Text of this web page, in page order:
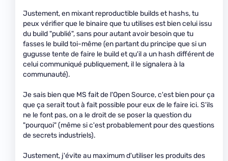
Justement, en mixant reproductible builds et hashs, tu
peux vérifier que le binaire que tu utilises est bien celui issu
du build "publié", sans pour autant avoir besoin que tu
fasses le build toi-même (en partant du principe que si un
gugusse tente de faire le build et qu'il a un hash différent de
celui communiqué publiquement, il le signalera à la
communauté).
Je sais bien que MS fait de l'Open Source, c'est bien pour ça
que ça serait tout à fait possible pour eux de le faire ici. S'ils
ne le font pas, on a le droit de se poser la question du
"pourquoi" (même si c'est probablement pour des questions
de secrets industriels).
Justement, j'évite au maximum d'utiliser les produits des